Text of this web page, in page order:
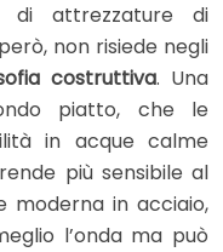
di attrezzature di
non risiede negli
costruttiva. Una
piatto, che le
in acque calme
più sensibile al
moderna in acciaio,
l’onda ma può